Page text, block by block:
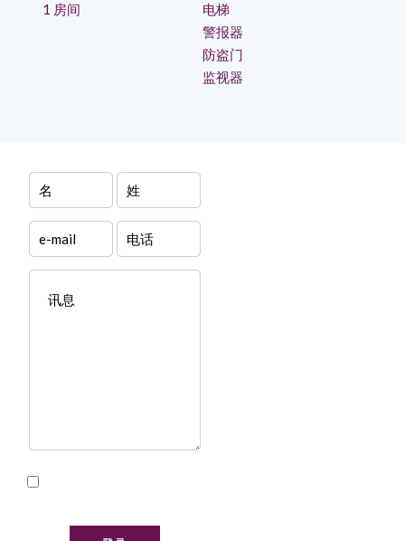
1 房间
电梯
警报器
防盗门
监视器